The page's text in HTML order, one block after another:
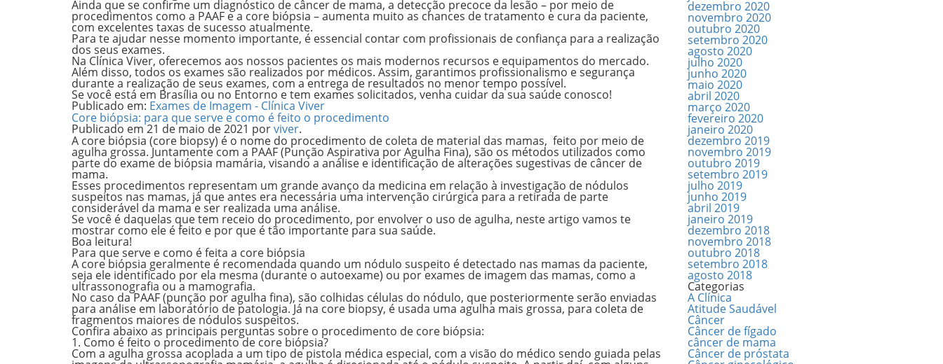
Ainda que se confirme um diagnóstico de câncer de mama, a detecção precoce da lesão – por meio de
procedimentos como a PAAF e a core biópsia – aumenta muito as chances de tratamento e cura da paciente,
com excelentes taxas de sucesso atualmente.
Para te ajudar nesse momento importante, é essencial contar com profissionais de confiança para a realização
dos seus exames.
Na Clínica Viver, oferecemos aos nossos pacientes os mais modernos recursos e equipamentos do mercado.
Além disso, todos os exames são realizados por médicos. Assim, garantimos profissionalismo e segurança
durante a realização de seus exames, com a entrega de resultados no menor tempo possível.
Se você está em Brasília ou no Entorno e tem exames solicitados, venha cuidar da sua saúde conosco!
Publicado em: Exames de Imagem - Clínica Viver
Core biópsia: para que serve e como é feito o procedimento
Publicado em21 de maio de 2021 porviver.
A core biópsia (core biopsy) é o nome do procedimento de coleta de material das mamas, feito por meio de
agulha grossa. Juntamente com a PAAF (Punção Aspirativa por Agulha Fina), são os métodos utilizados como
parte do exame de biópsia mamária, visando a análise e identificação de alterações sugestivas de câncer de
mama.
Esses procedimentos representam um grande avanço da medicina em relação à investigação de nódulos
suspeitos nas mamas, já que antes era necessária uma intervenção cirúrgica para a retirada de parte
considerável da mama e ser realizada uma análise.
Se você é daquelas que tem receio do procedimento, por envolver o uso de agulha, neste artigo vamos te
mostrar como ele é feito e por que é tão importante para sua saúde.
Boa leitura!
Para que serve e como é feita a core biópsia
A core biópsia geralmente é recomendada quando um nódulo suspeito é detectado nas mamas da paciente,
seja ele identificado por ela mesma (durante o autoexame) ou por exames de imagem das mamas, como a
ultrassonografia ou a mamografia.
No caso daPAAF(punção por agulha fina), são colhidas células do nódulo, que posteriormente serão enviadas
para análise em laboratório de patologia. Já na core biopsy, é usada uma agulha mais grossa, para coleta de
fragmentos maiores de nódulos suspeitos.
Confira abaixo as principais perguntas sobre o procedimento de core biópsia:
1. Como é feito o procedimento de core biópsia?
Com a agulha grossa acoplada a um tipo de pistola médica especial, com a visão do médico sendo guiada pelas
dezembro 2020
novembro 2020
outubro 2020
setembro 2020
agosto 2020
julho 2020
junho 2020
maio 2020
abril 2020
março 2020
fevereiro 2020
janeiro 2020
dezembro 2019
novembro 2019
outubro 2019
setembro 2019
julho 2019
junho 2019
abril 2019
janeiro 2019
dezembro 2018
novembro 2018
outubro 2018
setembro 2018
agosto 2018
Categorias
A Clínica
Atitude Saudável
Câncer
Câncer de fígado
câncer de mama
Câncer de próstata